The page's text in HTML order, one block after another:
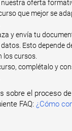
nuestra oferta
que mejor se
y envía tu
Esto depende
los cursos.
complétalo y
sobre el proceso
FAQ: ¿Cómo